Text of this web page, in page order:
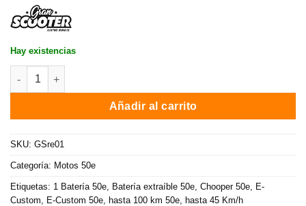
Hay existencias
Moto eléctrica 50e E-Custom / 2000W / 75 km auton. / Rojo
Añadir al carrito
SKU: GSre01
Categoría: Motos 50e
Etiquetas: 1 Batería 50e Batería extraíble 50e Chooper 50e
E-
Custom
E-Custom 50e hasta 100 km 50e hasta 45 Km/h